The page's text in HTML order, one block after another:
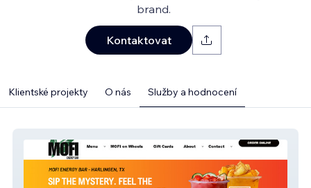
brand.
Kontaktovat
Klientské projekty O nás Služby a hodnocení